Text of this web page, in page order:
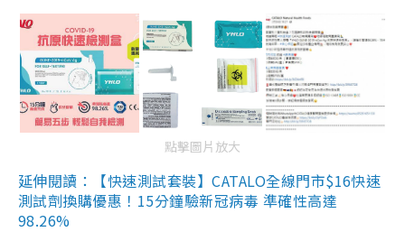
點擊圖片放大
延伸閱讀：【快速測試套裝】CATALO全線門市$16快速
測試劑換購優惠！15分鐘驗新冠病毒 準確性高達
98.26%